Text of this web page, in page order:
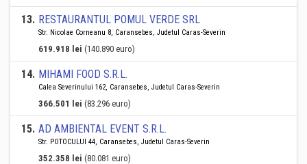
13. RESTAURANTUL POMUL VERDE SRL
Str. Nicolae Corneanu 8, Caransebes, Judetul Caras-Severin
619.918 lei (140.890 euro)
14. MIHAMI FOOD S.R.L.
Calea Severinului 162, Caransebes, Judetul Caras-Severin
366.501 lei (83.296 euro)
15. AD AMBIENTAL EVENT S.R.L.
Str. POTOCULUI 44, Caransebes, Judetul Caras-Severin
352.358 lei (80.081 euro)